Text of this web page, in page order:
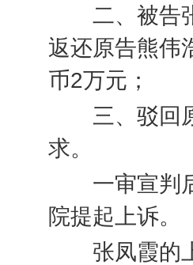
二、被告张
返还原告熊伟
币2万元；
三、驳回原
求。
一审宣判后
院提起上诉。
张凤霞的上